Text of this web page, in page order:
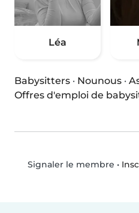
Léa
Babysitters · Nounous ·
Offres d'emploi de
Signaler le membre •